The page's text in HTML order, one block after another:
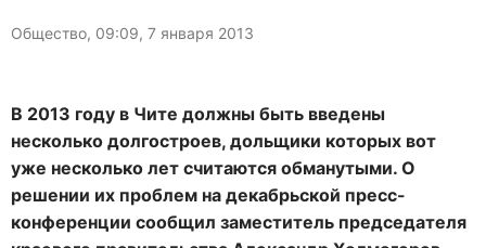
Общество, 09:09, 7 января 2013
В 2013 году в Чите должны быть введены
несколько долгостроев, дольщики которых вот
уже несколько лет считаются обманутыми. О
решении их проблем на декабрьской пресс-
конференции сообщил заместитель председателя